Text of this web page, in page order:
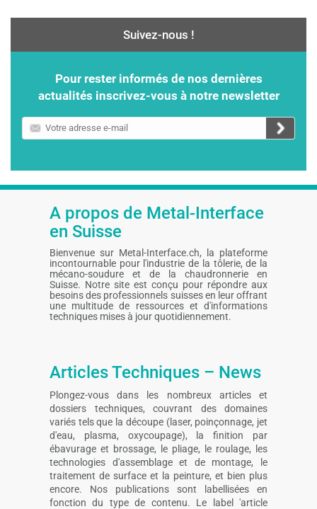
Suivez-nous !
Pour rester informés de nos dernières
actualités inscrivez-vous à notre newsletter
Votre
adresse
A propos de Metal-Interface
en Suisse
Bienvenue sur Metal-Interface.ch, la plateforme
incontournable pour l'industrie de la tôlerie, de la
mécano-soudure et de la chaudronnerie en
Suisse. Notre site est conçu pour répondre aux
besoins des professionnels suisses en leur offrant
une multitude de ressources et d'informations
techniques mises à jour quotidiennement.
Articles Techniques – News
Plongez-vous dans les nombreux articles et
dossiers techniques, couvrant des domaines
variés tels que la découpe (laser, poinçonnage, jet
d'eau, plasma, oxycoupage), la finition par
ébavurage et brossage, le pliage, le roulage, les
technologies d'assemblage et de montage, le
traitement de surface et la peinture, et bien plus
encore. Nos publications sont labellisées en
fonction du type de contenu. Le label 'article